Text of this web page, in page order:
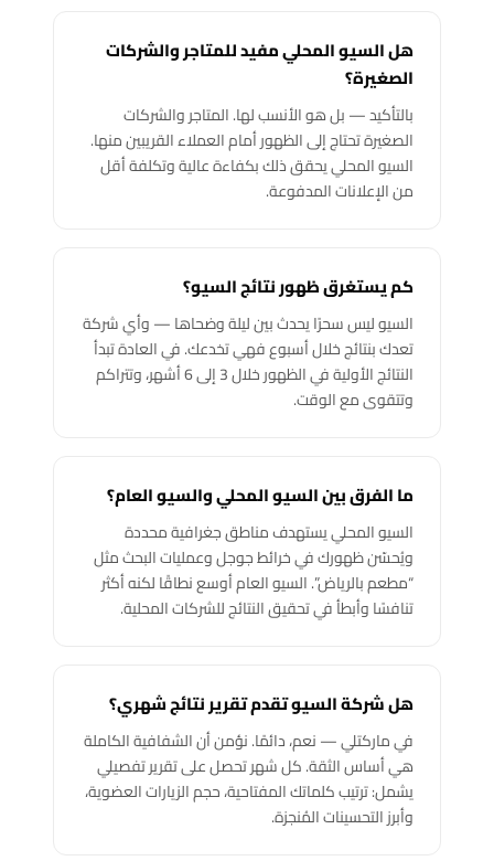
هل السيو المحلي مفيد للمتاجر والشركات
الصغيرة؟
بالتأكيد — بل هو الأنسب لها. المتاجر والشركات
الصغيرة تحتاج إلى الظهور أمام العملاء القريبين منها.
السيو المحلي يحقق ذلك بكفاءة عالية وتكلفة أقل
من الإعلانات المدفوعة.
كم يستغرق ظهور نتائج السيو؟
السيو ليس سحرًا يحدث بين ليلة وضحاها — وأي شركة
تعدك بنتائج خلال أسبوع فهي تخدعك. في العادة تبدأ
النتائج الأولية في الظهور خلال 3 إلى 6 أشهر، وتتراكم
وتتقوى مع الوقت.
ما الفرق بين السيو المحلي والسيو العام؟
السيو المحلي يستهدف مناطق جغرافية محددة
ويُحسّن ظهورك في خرائط جوجل وعمليات البحث مثل
“مطعم بالرياض”. السيو العام أوسع نطاقًا لكنه أكثر
تنافسًا وأبطأ في تحقيق النتائج للشركات المحلية.
هل شركة السيو تقدم تقرير نتائج شهري؟
في ماركتلي — نعم، دائمًا. نؤمن أن الشفافية الكاملة
هي أساس الثقة. كل شهر تحصل على تقرير تفصيلي
يشمل: ترتيب كلماتك المفتاحية، حجم الزيارات العضوية،
وأبرز التحسينات المُنجزة.